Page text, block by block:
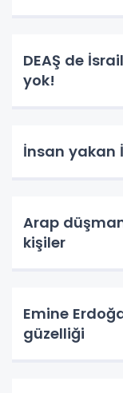
DEAŞ de
yok!
İnsan yakan
Arap
kişiler
Emine
güzelliği